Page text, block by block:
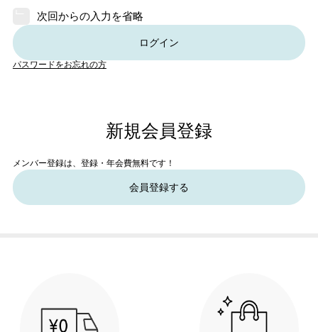
次回からの入力を省略
ログイン
パスワードをお忘れの方
新規会員登録
メンバー登録は、登録・年会費無料です！
会員登録する